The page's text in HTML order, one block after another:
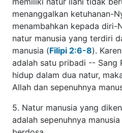
dua natur, maka Dia adalah
sepenuhnya manusia.
5. Natur manusia yang
sepenuhnya manusia dan sama
Natur manusia Kristus tidak
bebas dari akibat dosa.
kecenderungan kita untuk
bukanlah bagian dari
sepenuhnya mengalami akibat